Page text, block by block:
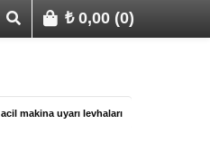
₺0,00 (0)
acil makina uyarı levhaları